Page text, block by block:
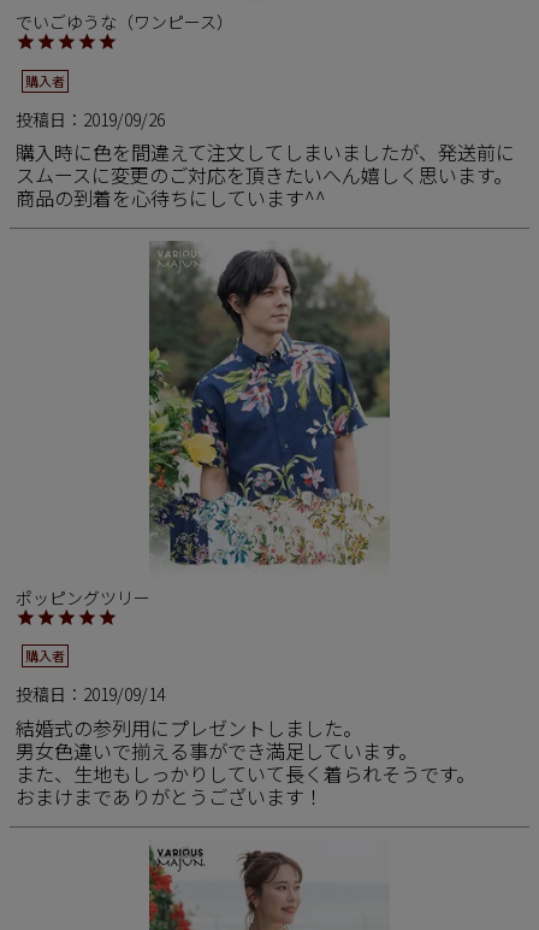
アウトレット
サイズから探す
レーベルから探す
でいごゆうな（ワンピース）
購入者
投稿日 2019/09/26
購入時に色を間違えて注文してしまいましたが、発送前に
スムースに変更のご対応を頂きたいへん嬉しく思います。
商品の到着を心待ちにしています^^
ポッピングツリー
購入者
投稿日 2019/09/14
結婚式の参列用にプレゼントしました。
男女色違いで揃える事ができ満足しています。
また、生地もしっかりしていて長く着られそうです。
おまけまでありがとうございます！